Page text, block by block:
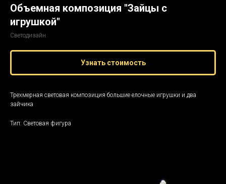
Объемная композиция "Зайцы с
игрушкой"
Светодизайн
Узнать стоимость
Трехмерная световая композиция большие елочные игрушки и два
зайчика
Тип: Световая фигура